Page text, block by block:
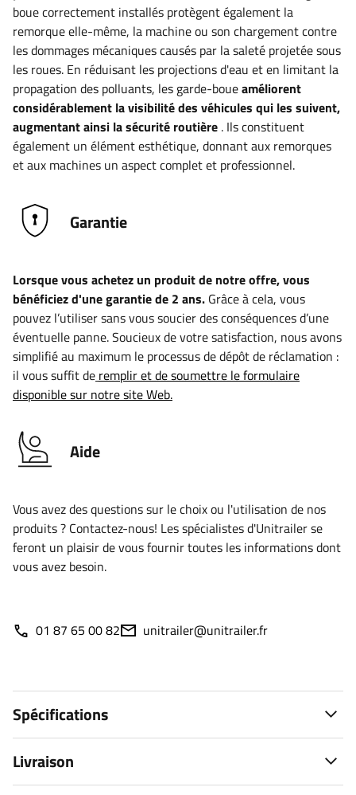
boue correctement installés protègent également la
remorque elle-même, la machine ou son chargement contre
les dommages mécaniques causés par la saleté projetée sous
les roues. En réduisant les projections d'eau et en limitant la
propagation des polluants, les garde-boueaméliorent
considérablement la visibilité des véhicules qui les suivent,
augmentant ainsi la sécurité routière . Ils constituent
également un élément esthétique, donnant aux remorques
et aux machines un aspect complet et professionnel.
Garantie
Lorsque vous achetez un produit de notre offre, vous
bénéficiez d'une garantie de 2 ans. Grâce à cela, vous
pouvez l’utiliser sans vous soucier des conséquences d’une
éventuelle panne. Soucieux de votre satisfaction, nous avons
simplifié au maximum le processus de dépôt de réclamation :
il vous suffit de remplir et de soumettre le formulaire
disponible sur notre site Web.
Aide
Vous avez des questions sur le choix ou l'utilisation de nos
produits ? Contactez-nous! Les spécialistes d'Unitrailer se
feront un plaisir de vous fournir toutes les informations dont
vous avez besoin.
01 87 65 00 82 unitrailer@unitrailer.fr
Spécifications
Livraison